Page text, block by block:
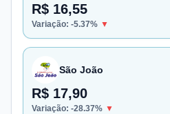
R$ 16,55
Variação: -5.37% ▼
São João
R$ 17,90
Variação: -28.37% ▼